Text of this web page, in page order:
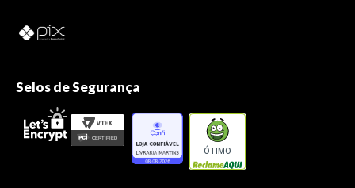
Selos de Segurança
ÓTIMO